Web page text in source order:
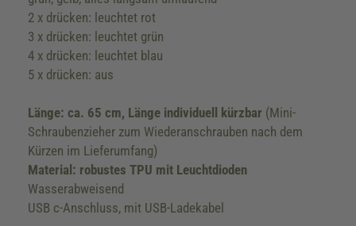
2 x drücken: leuchtet rot
3 x drücken: leuchtet grün
4 x drücken: leuchtet blau
5 x drücken: aus
Länge: ca. 65 cm, Länge individuell kürzbar (Mini-
Schraubenzieher zum Wiederanschrauben nach dem
Kürzen im Lieferumfang)
Material: robustes TPU mit Leuchtdioden
Wasserabweisend
USB c-Anschluss, mit USB-Ladekabel